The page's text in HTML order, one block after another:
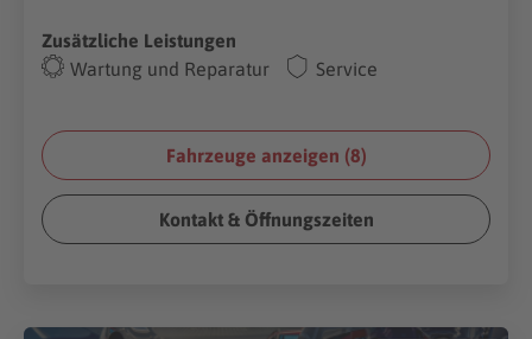
Zusätzliche Leistungen
Wartung und Reparatur
Service
Fahrzeuge anzeigen (8)
Kontakt & Öffnungszeiten